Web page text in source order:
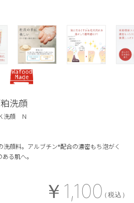
洗顔
￥1,100（税込）
洗顔 Ｎ
顔料。アルブチン*配合の濃密もち泡がく
る肌へ。